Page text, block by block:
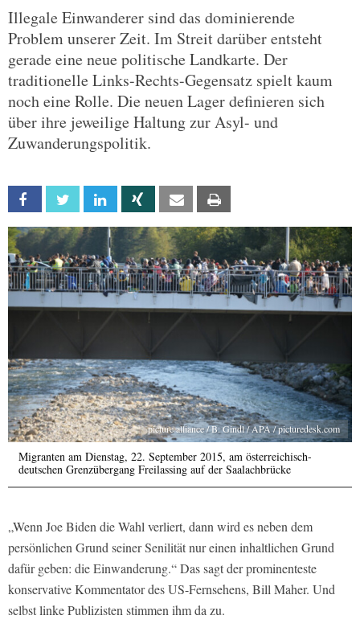
Illegale Einwanderer sind das dominierende
Problem unserer Zeit. Im Streit darüber entsteht
gerade eine neue politische Landkarte. Der
traditionelle Links-Rechts-Gegensatz spielt kaum
noch eine Rolle. Die neuen Lager definieren sich
über ihre jeweilige Haltung zur Asyl- und
Zuwanderungspolitik.
Facebook Twitter Linkedin Xing Email
picture alliance / B. Gindl / APA / picturedesk.com
Migranten am Dienstag, 22. September 2015, am österreichisch-
deutschen Grenzübergang Freilassing auf der Saalachbrücke
„Wenn Joe Biden die Wahl verliert, dann wird es neben dem
persönlichen Grund seiner Senilität nur einen inhaltlichen Grund
dafür geben: die Einwanderung.“ Das sagt der prominenteste
konservative Kommentator des US-Fernsehens, Bill Maher. Und
selbst linke Publizisten stimmen ihm da zu.